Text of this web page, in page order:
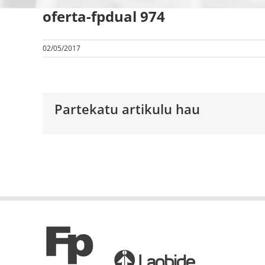
oferta-fpdual 974
02/05/2017
Partekatu artikulu hau